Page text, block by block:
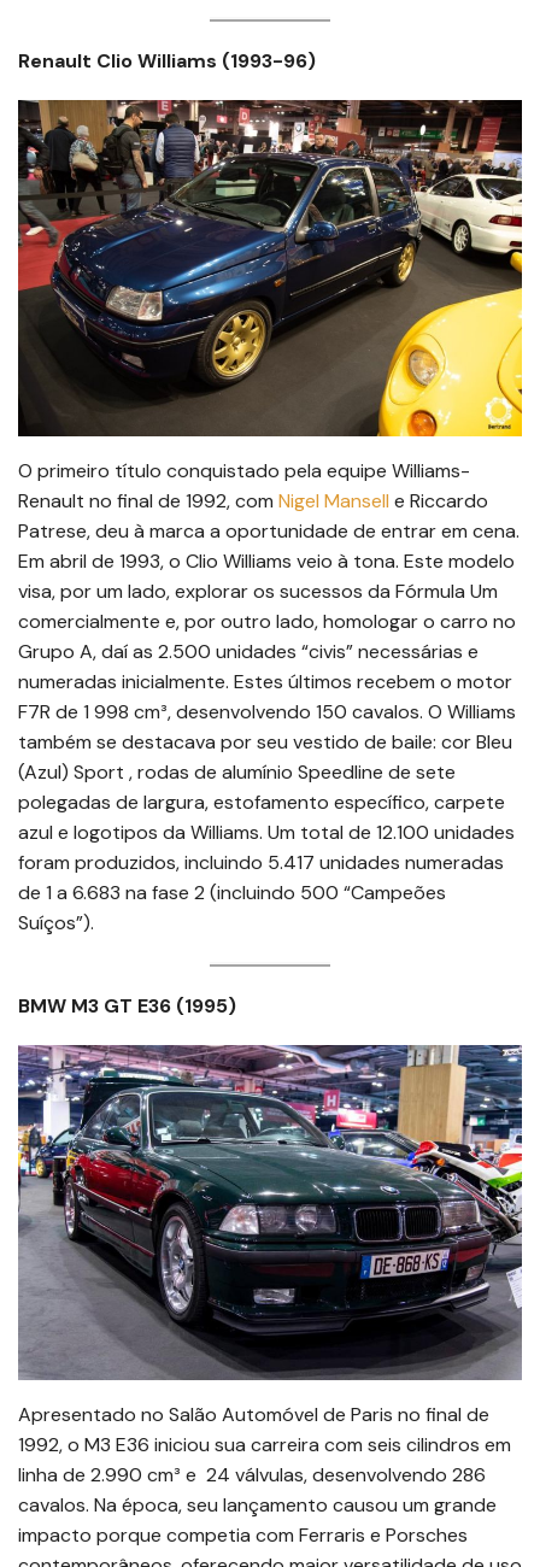
Renault Clio Williams (1993-96)
O primeiro título conquistado pela equipe Williams-
Renault no final de 1992, com Nigel Mansell e Riccardo
Patrese, deu à marca a oportunidade de entrar em cena.
Em abril de 1993, o Clio Williams veio à tona. Este modelo
visa, por um lado, explorar os sucessos da Fórmula Um
comercialmente e, por outro lado, homologar o carro no
Grupo A, daí as 2.500 unidades “civis” necessárias e
numeradas inicialmente. Estes últimos recebem o motor
F7R de 1 998 cm³, desenvolvendo 150 cavalos. O Williams
também se destacava por seu vestido de baile: cor Bleu
(Azul) Sport , rodas de alumínio Speedline de sete
polegadas de largura, estofamento específico, carpete
azul e logotipos da Williams. Um total de 12.100 unidades
foram produzidos, incluindo 5.417 unidades numeradas
de 1 a 6.683 na fase 2 (incluindo 500 “Campeões
Suíços”).
BMW M3 GT E36 (1995)
Apresentado no Salão Automóvel de Paris no final de
1992, o M3 E36 iniciou sua carreira com seis cilindros em
linha de 2.990 cm³ e 24 válvulas, desenvolvendo 286
cavalos. Na época, seu lançamento causou um grande
impacto porque competia com Ferraris e Porsches